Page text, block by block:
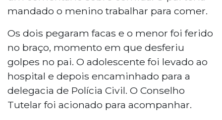
mandado o menino trabalhar para comer.
Os dois pegaram facas e o menor foi ferido
no braço, momento em que desferiu
golpes no pai. O adolescente foi levado ao
hospital e depois encaminhado para a
delegacia de Polícia Civil. O Conselho
Tutelar foi acionado para acompanhar.